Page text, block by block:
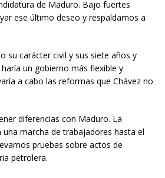
de Maduro. Bajo fuertes
ese último deseo y respaldamos a
su carácter civil y sus siete años y
un gobierno más flexible y
a cabo las reformas que Chávez no
diferencias con Maduro. La
una marcha de trabajadores hasta el
pruebas sobre actos de
petrolera.